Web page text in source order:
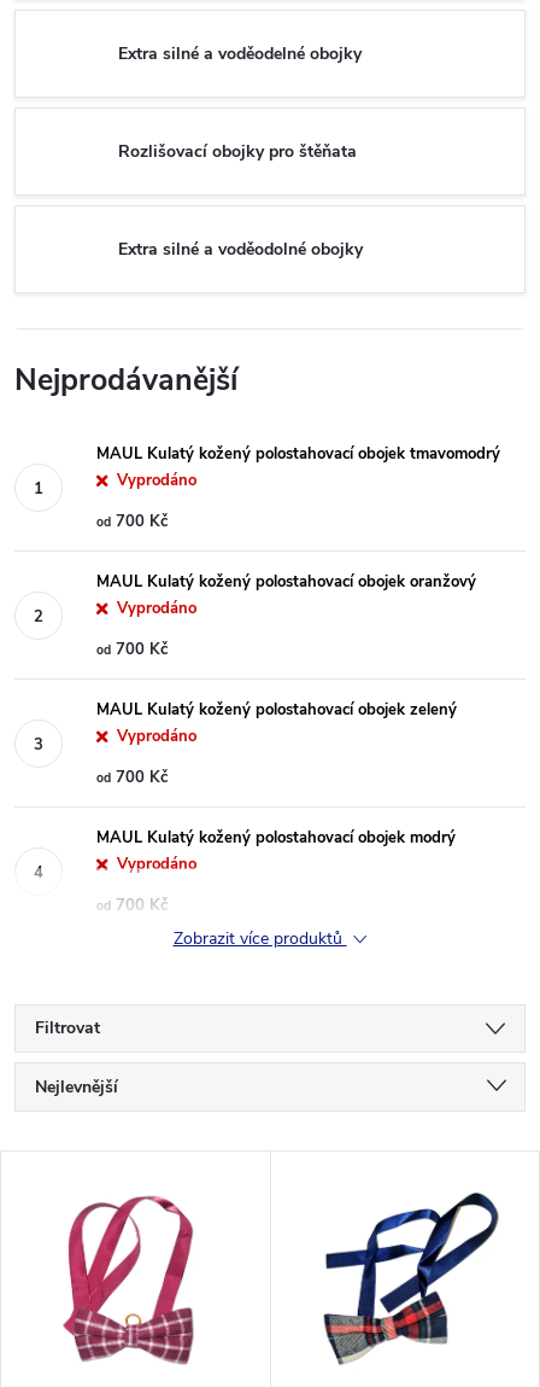
Extra silné a voděodelné obojky
Rozlišovací obojky pro štěňata
Extra silné a voděodolné obojky
Nejprodávanější
MAUL Kulatý kožený polostahovací obojek tmavomodrý
Vyprodáno
od 700 Kč
MAUL Kulatý kožený polostahovací obojek oranžový
Vyprodáno
od 700 Kč
MAUL Kulatý kožený polostahovací obojek zelený
Vyprodáno
od 700 Kč
MAUL Kulatý kožený polostahovací obojek modrý
Vyprodáno
od 700 Kč
Zobrazit více produktů
Filtrovat
Ř
a
Nejlevnější
Abecedně